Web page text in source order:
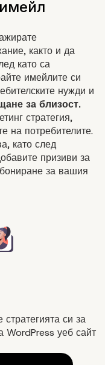
както и да
като са
имейлите си
нужди и
за близост.
стратегия,
на потребителите.
като след
призиви за
за вашия
си за
WordPress уеб сайт